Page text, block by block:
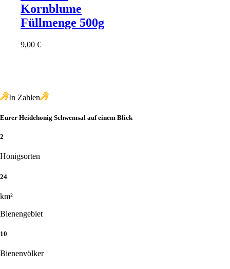
Kornblume
Füllmenge 500g
9,00 €
In Zahlen
Eurer Heidehonig Schwemsal auf einem Blick
2
Honigsorten
24
km²
Bienengebiet
10
Bienenvölker